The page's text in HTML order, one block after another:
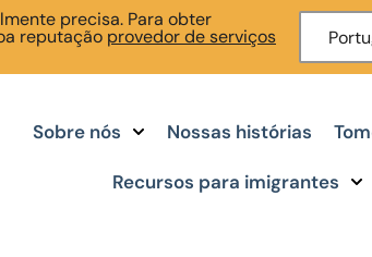
precisa. Para obter
reputação provedor de serviços
Sobre nós Nossas histórias
Recursos para imigrantes